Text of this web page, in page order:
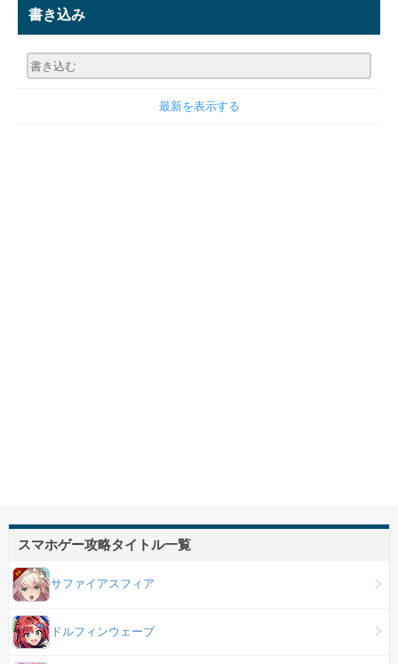
書き込み
最新を表示する
スマホゲー攻略タイトル一覧
サファイアスフィア
ドルフィンウェーブ